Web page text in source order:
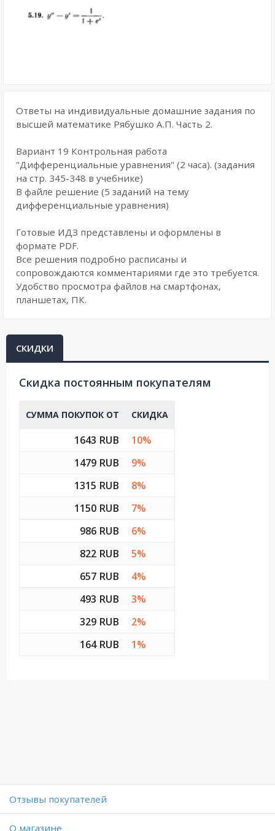
Ответы на индивидуальные домашние задания по
высшей математике Рябушко А.П. Часть 2.
Вариант 19 Контрольная работа
"Дифференциальные уравнения" (2 часа). (задания
на стр. 345-348 в учебнике)
В файле решение (5 заданий на тему
дифференциальные уравнения)
Готовые ИДЗ представлены и оформлены в
формате PDF.
Все решения подробно расписаны и
сопровождаются комментариями где это требуется.
Удобство просмотра файлов на смартфонах,
планшетах, ПК.
СКИДКИ
Cкидка постоянным покупателям
СУММА ПОКУПОК ОТ СКИДКА
1643 RUB
10%
1479 RUB
9%
1315 RUB
8%
1150 RUB
7%
986 RUB
6%
822 RUB
5%
657 RUB
4%
493 RUB
3%
329 RUB
2%
164 RUB
1%
Отзывы покупателей
O магазине